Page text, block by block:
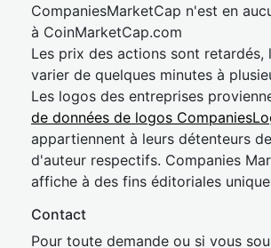
CompaniesMarketCap n'est en
à CoinMarketCap.com
Les prix des actions sont retardés,
varier de quelques minutes à
Les logos des entreprises
de données de logos
appartiennent à leurs détenteurs
d'auteur respectifs. Companies
affiche à des fins éditoriales
Contact
Pour toute demande ou si vous